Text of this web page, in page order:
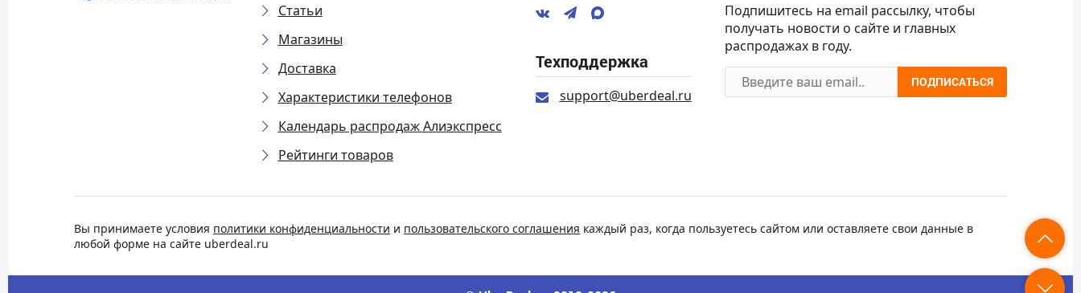
Статьи
Магазины
Доставка
Характеристики телефонов
Календарь распродаж Алиэкспресс
Рейтинги товаров
Техподдержка
support@uberdeal.ru
Подпишитесь на email рассылку, чтобы
получать новости о сайте и главных
распродажах в году.
ПОДПИСАТЬСЯ
Вы принимаете условия политики конфиденциальности и пользовательского соглашения каждый раз, когда пользуетесь сайтом или оставляете свои данные в
любой форме на сайте uberdeal.ru